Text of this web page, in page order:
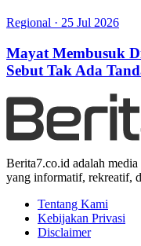
Regional · 25 Jul 2026
Mayat Membusuk
Sebut Tak Ada
Berita7.co.id adalah
yang informatif, rekreatif,
Tentang Kami
Kebijakan Privasi
Disclaimer